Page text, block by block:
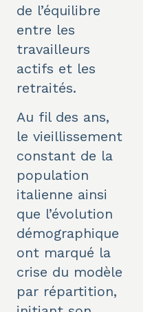
de l’équilibre
entre les
travailleurs
actifs et les
retraités.
Au fil des ans,
le vieillissement
constant de la
population
italienne ainsi
que l’évolution
démographique
ont marqué la
crise du modèle
par répartition,